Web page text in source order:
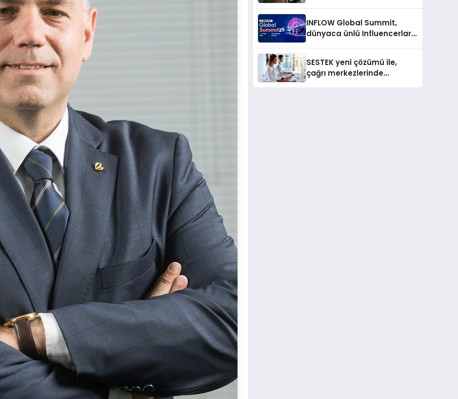
INFLOW Global Summit,
dünyaca ünlü Influencerları
SESTEK yeni çözümü ile,
çağrı merkezlerinde